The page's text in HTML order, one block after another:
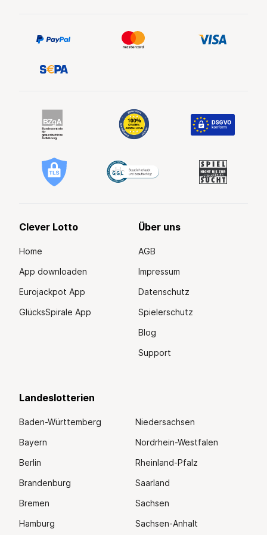
Clever Lotto
Home
App downloaden
Eurojackpot App
GlücksSpirale App
Über uns
AGB
Impressum
Datenschutz
Spielerschutz
Blog
Support
Landeslotterien
Baden-Württemberg
Bayern
Berlin
Brandenburg
Bremen
Hamburg
Niedersachsen
Nordrhein-Westfalen
Rheinland-Pfalz
Saarland
Sachsen
Sachsen-Anhalt